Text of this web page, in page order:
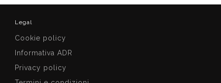
Legal
Cookie policy
Informativa ADR
Privacy policy